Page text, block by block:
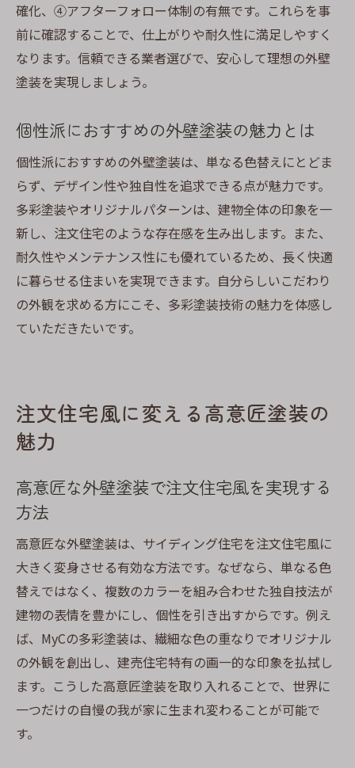
確化、④アフターフォロー体制の有無です。これらを事
前に確認することで、仕上がりや耐久性に満足しやすく
なります。信頼できる業者選びで、安心して理想の外壁
塗装を実現しましょう。
個性派におすすめの外壁塗装の魅力とは
個性派におすすめの外壁塗装は、単なる色替えにとどま
らず、デザイン性や独自性を追求できる点が魅力です。
多彩塗装やオリジナルパターンは、建物全体の印象を一
新し、注文住宅のような存在感を生み出します。また、
耐久性やメンテナンス性にも優れているため、長く快適
に暮らせる住まいを実現できます。自分らしいこだわり
の外観を求める方にこそ、多彩塗装技術の魅力を体感し
ていただきたいです。
注文住宅風に変える高意匠塗装の
魅力
高意匠な外壁塗装で注文住宅風を実現する
方法
高意匠な外壁塗装は、サイディング住宅を注文住宅風に
大きく変身させる有効な方法です。なぜなら、単なる色
替えではなく、複数のカラーを組み合わせた独自技法が
建物の表情を豊かにし、個性を引き出すからです。例え
ば、MyCの多彩塗装は、繊細な色の重なりでオリジナル
の外観を創出し、建売住宅特有の画一的な印象を払拭し
ます。こうした高意匠塗装を取り入れることで、世界に
一つだけの自慢の我が家に生まれ変わることが可能で
す。